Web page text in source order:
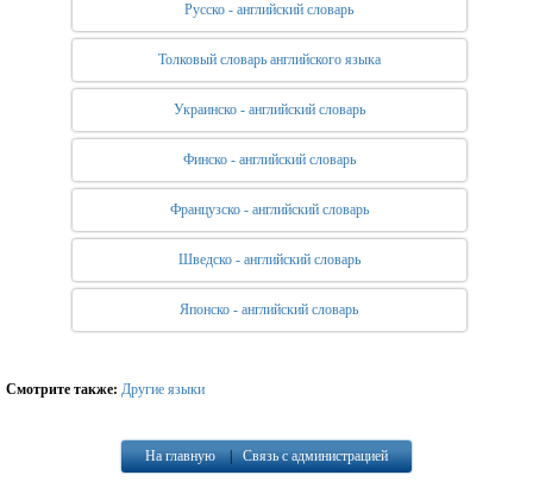
Русско - английский словарь
Толковый словарь английского языка
Украинско - английский словарь
Финско - английский словарь
Французско - английский словарь
Шведско - английский словарь
Японско - английский словарь
Смотрите также: Другие языки
На главную|Связь с администрацией